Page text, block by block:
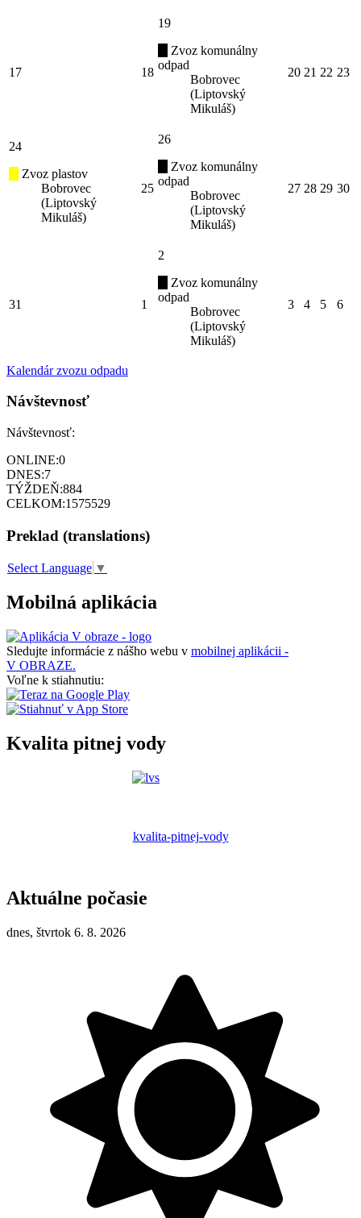
17 18
19
Zvoz komunálny
odpad
Bobrovec
(Liptovský
Mikuláš)
20 21 22 23
24
Zvoz plastov
Bobrovec
(Liptovský
Mikuláš)
25
26
Zvoz komunálny
odpad
Bobrovec
(Liptovský
Mikuláš)
27 28 29 30
31 1
2
Zvoz komunálny
odpad
Bobrovec
(Liptovský
Mikuláš)
3 4 5 6
Kalendár zvozu odpadu
Návštevnosť
Návštevnosť:
ONLINE:0
DNES:7
TÝŽDEŇ:884
CELKOM:1575529
Preklad (translations)
Select Language ▼
Mobilná aplikácia
Sledujte informácie z nášho webu v mobilnej aplikácii -
V OBRAZE.
Voľne k stiahnutiu:
Kvalita pitnej vody
kvalita-pitnej-vody
Aktuálne počasie
dnes, štvrtok 6. 8. 2026